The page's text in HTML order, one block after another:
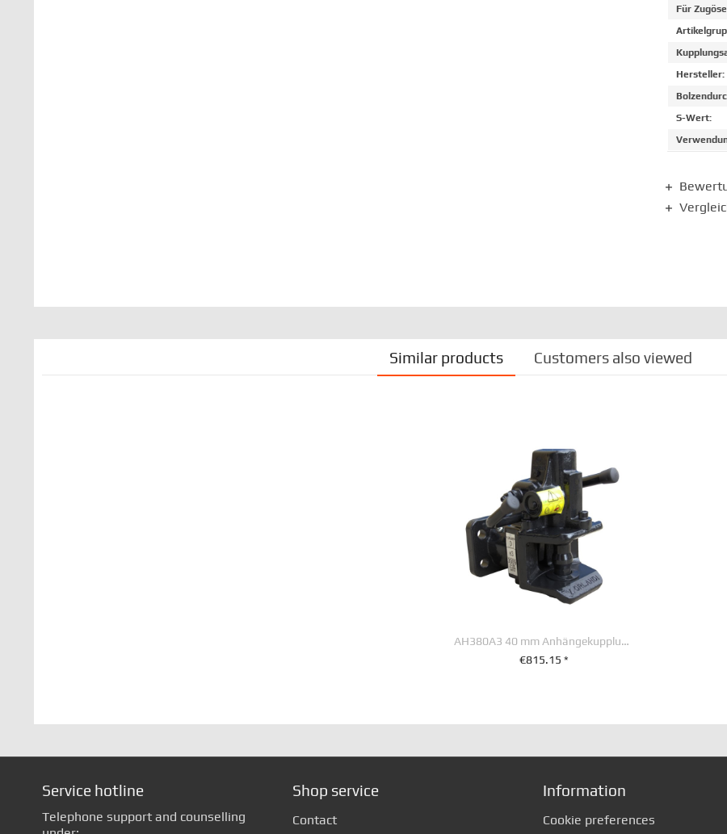
Für
Hersteller:
S-Wert:
Similar products Customers also viewed
AH380A3 40 mm Anhängekupplung 120 x 55 mm
€815.15 *
Service hotline
Telephone support and counselling
Shop service
Contact
Information
Cookie preferences